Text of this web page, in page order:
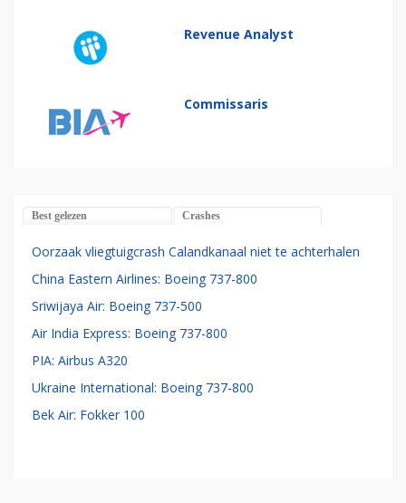
Revenue Analyst
Commissaris
Best gelezen Crashes
Oorzaak vliegtuigcrash Calandkanaal niet te achterhalen
China Eastern Airlines: Boeing 737-800
Sriwijaya Air: Boeing 737-500
Air India Express: Boeing 737-800
PIA: Airbus A320
Ukraine International: Boeing 737-800
Bek Air: Fokker 100